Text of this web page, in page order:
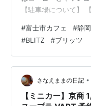
【駐車場について】
を書き始めてから3回
グで利用しました。2
べたときのラムレー
余談ですが、妻はこ
#富士市カフェ #静
#BLITZ #ブリッツ
さなえままの日記 •
【ミニカー】京商 1/43 Toyota 86